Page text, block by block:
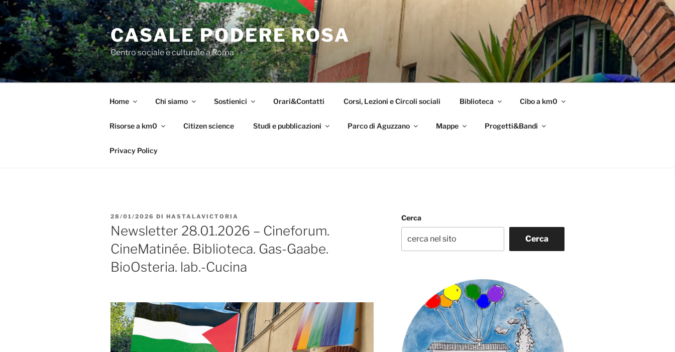
Salta
al
contenuto
CASALE PODERE ROSA
Centro sociale e culturale a Roma
Home Chi siamo Sostienici Orari&Contatti Corsi, Lezioni e Circoli sociali Biblioteca Cibo a km0
Risorse a km0 Citizen science Studi e pubblicazioni Parco di Aguzzano Mappe Progetti&Bandi
Privacy Policy
PUBBLICATO
IL
28/01/2026 DI HASTALAVICTORIA
Newsletter 28.01.2026 – Cineforum.
CineMatinée. Biblioteca. Gas-Gaabe.
BioOsteria. lab.-Cucina
Cerca
Cerca